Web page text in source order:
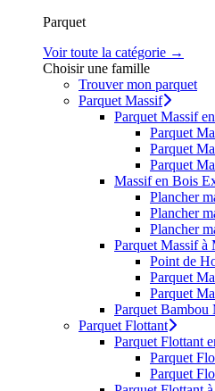
Parquet
Voir toute la catégorie →
Choisir une famille
Trouver mon parquet
Parquet Massif
Parquet Massif
Parquet
Parquet
Parquet
Massif en Bois
Plancher
Plancher
Plancher
Parquet Massif à
Point de
Parquet
Parquet
Parquet Bambou
Parquet Flottant
Parquet Flottant
Parquet
Parquet